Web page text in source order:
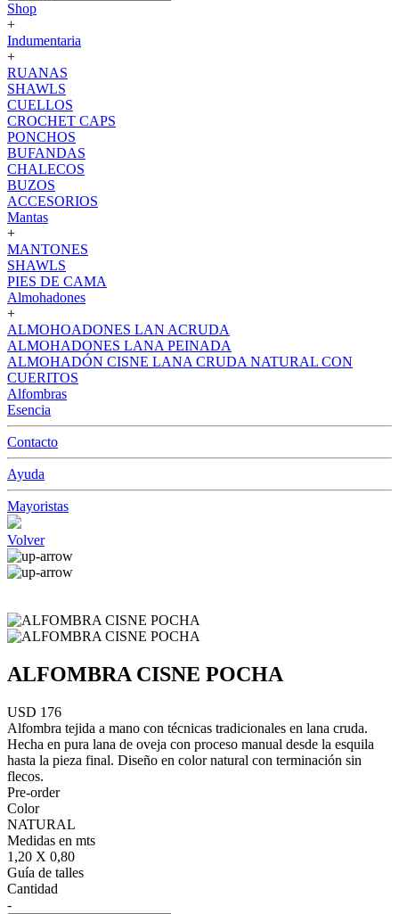
Shop
+
Indumentaria
+
RUANAS
SHAWLS
CUELLOS
CROCHET CAPS
PONCHOS
BUFANDAS
CHALECOS
BUZOS
ACCESORIOS
Mantas
+
MANTONES
SHAWLS
PIES DE CAMA
Almohadones
+
ALMOHOADONES LAN ACRUDA
ALMOHADONES LANA PEINADA
ALMOHADÓN CISNE LANA CRUDA NATURAL CON
CUERITOS
Alfombras
Esencia
Contacto
Ayuda
Mayoristas
Volver
ALFOMBRA CISNE POCHA
USD 176
Alfombra tejida a mano con técnicas tradicionales en lana cruda.
Hecha en pura lana de oveja con proceso manual desde la esquila
hasta la pieza final. Diseño en color natural con terminación sin
flecos.
Pre-order
Color
NATURAL
Medidas en mts
1,20 X 0,80
Guía de talles
Cantidad
-